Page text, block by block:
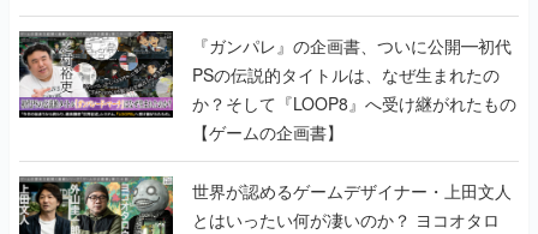
書】
『ガンパレ』の企画書、ついに公開━初代
PSの伝説的タイトルは、なぜ生まれたの
か？そして『LOOP8』へ受け継がれたもの
【ゲームの企画書】
世界が認めるゲームデザイナー・上田文人
とはいったい何が凄いのか？ ヨコオタロ